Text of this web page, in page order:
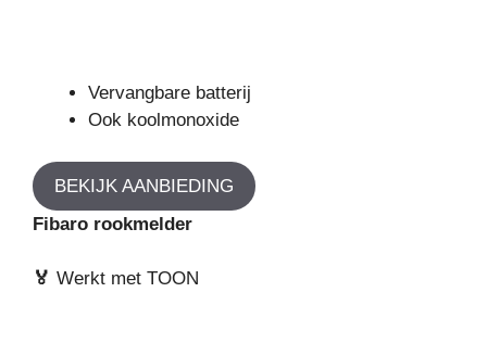
Vervangbare batterij
Ook koolmonoxide
BEKIJK AANBIEDING
Fibaro rookmelder
🏅 Werkt met TOON